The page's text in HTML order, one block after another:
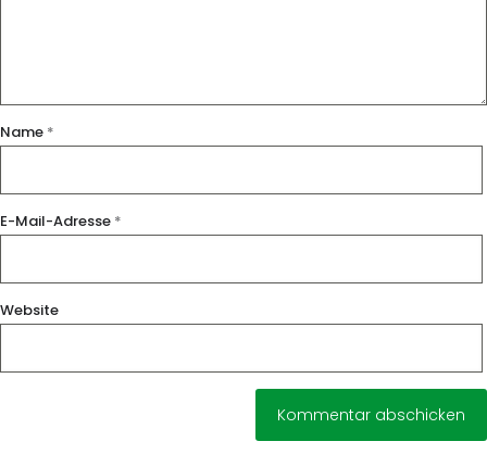
Name *
E-Mail-Adresse *
Website